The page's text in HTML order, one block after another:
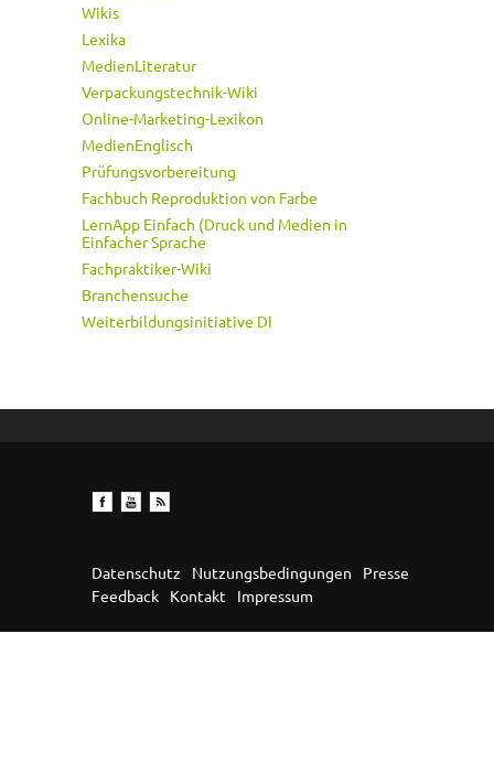
Wikis
Lexika
MedienLiteratur
Verpackungstechnik-Wiki
Online-Marketing-Lexikon
MedienEnglisch
Prüfungsvorbereitung
Fachbuch Reproduktion von Farbe
LernApp Einfach (Druck und Medien in
Einfacher Sprache
Fachpraktiker-Wiki
Branchensuche
Weiterbildungsinitiative DI
Datenschutz Nutzungsbedingungen
Presse
Feedback
Kontakt Impressum